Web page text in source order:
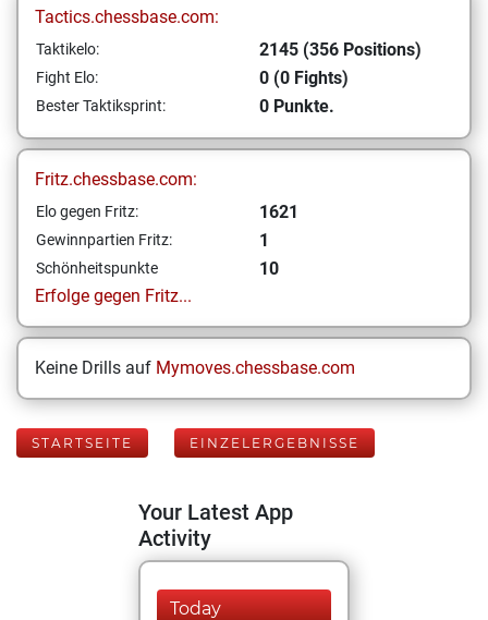
Tactics.chessbase.com:
Taktikelo: 2145 (356 Positions)
Fight Elo: 0 (0 Fights)
Bester Taktiksprint: 0 Punkte.
Fritz.chessbase.com:
Elo gegen Fritz: 1621
Gewinnpartien Fritz: 1
Schönheitspunkte
10
Erfolge gegen Fritz...
Keine Drills auf Mymoves.chessbase.com
STARTSEITE EINZELERGEBNISSE
Your Latest App
Activity
Today